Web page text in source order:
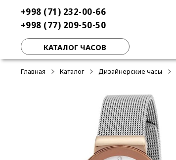
навигации
содержимому
+998 (71) 232-00-66
+998 (77) 209-50-50
КАТАЛОГ ЧАСОВ
Главная Каталог Дизайнерские часы
-50%
-50%
-50%